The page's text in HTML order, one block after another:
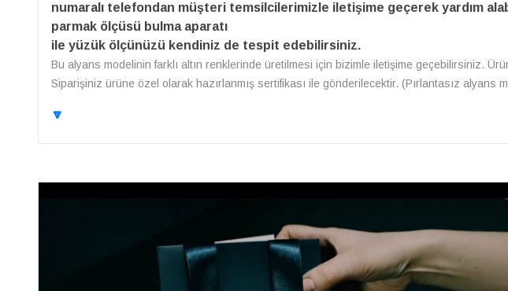
numaralı telefondan müşteri temsilcilerimizle iletişime geçerek yardım
parmak ölçüsü bulma aparatı
ile yüzük ölçünüzü kendiniz de tespit edebilirsiniz.
Bu alyans modelinin farklı altın renklerinde üretilmesi için bizimle iletişime geçebilirsiniz.
Siparişiniz ürüne özel olarak hazırlanmış sertifikası ile gönderilecektir. (Pırlantasız alyans
🔽